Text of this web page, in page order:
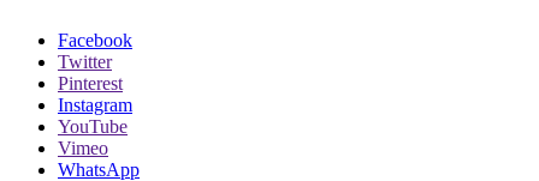
Facebook
Twitter
Pinterest
Instagram
YouTube
Vimeo
WhatsApp